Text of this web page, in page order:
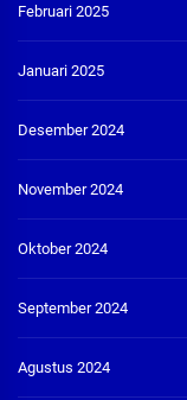
Februari 2025
Januari 2025
Desember 2024
November 2024
Oktober 2024
September 2024
Agustus 2024